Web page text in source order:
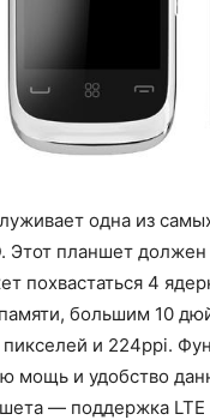
одна из
Этот планшет
похвастаться 4
памяти, большим 10
и 224ppi.
мощь и удобство
— поддержка